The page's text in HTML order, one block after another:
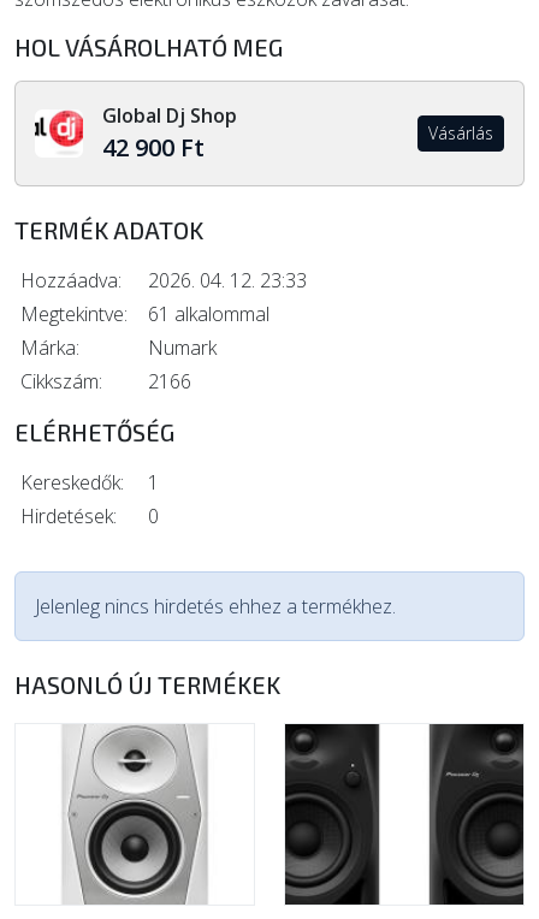
HOL VÁSÁROLHATÓ MEG
Global Dj Shop
42 900 Ft Vásárlás
TERMÉK ADATOK
Hozzáadva:
2026. 04. 12. 23:33
Megtekintve:
61 alkalommal
Márka:
Numark
Cikkszám:
2166
ELÉRHETŐSÉG
Kereskedők:
1
Hirdetések:
0
Jelenleg nincs hirdetés ehhez a termékhez.
HASONLÓ ÚJ TERMÉKEK